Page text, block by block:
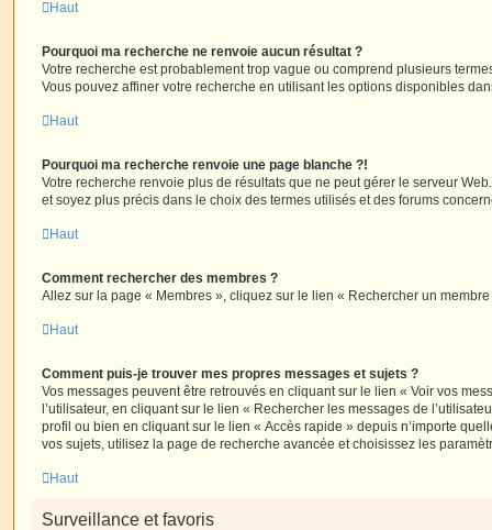
Haut
Pourquoi ma recherche ne renvoie aucun résultat ?
Votre recherche est probablement trop vague ou comprend plusieurs
Vous pouvez affiner votre recherche en utilisant les options disponibles
Haut
Pourquoi ma recherche renvoie une page blanche ?!
Votre recherche renvoie plus de résultats que ne peut gérer le serveur
et soyez plus précis dans le choix des termes utilisés et des forums
Haut
Comment rechercher des membres ?
Allez sur la page « Membres », cliquez sur le lien « Rechercher un membre
Haut
Comment puis-je trouver mes propres messages et sujets ?
Vos messages peuvent être retrouvés en cliquant sur le lien « Voir vos
l’utilisateur, en cliquant sur le lien « Rechercher les messages de
profil ou bien en cliquant sur le lien « Accès rapide » depuis n’importe
vos sujets, utilisez la page de recherche avancée et choisissez les
Haut
Surveillance et favoris